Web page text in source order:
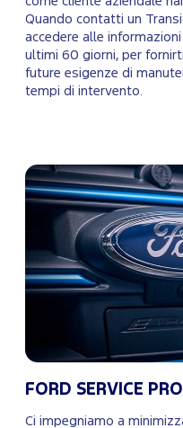
Quando contatti un
accedere alle
ultimi 60 giorni, per
future esigenze di
tempi di intervento.
FORD SERVICE PRO
Ci impegniamo a